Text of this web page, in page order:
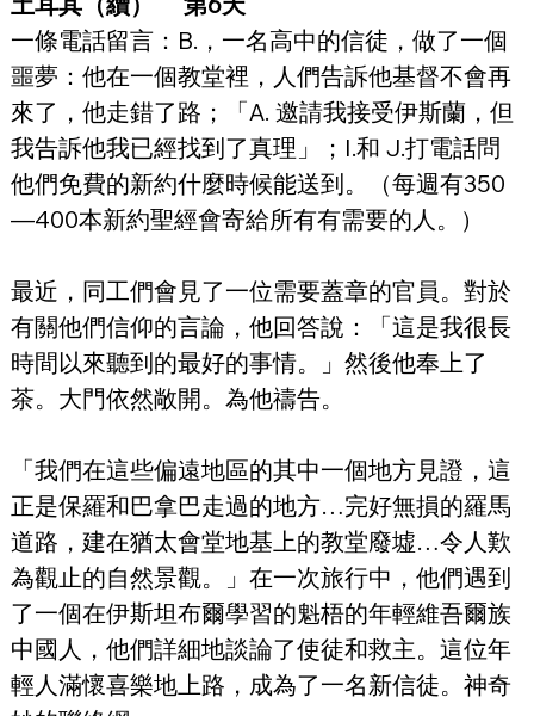
一條電話留言：B.，一名高中的信徒，做了一個
噩夢：他在一個教堂裡，人們告訴他基督不會再
來了，他走錯了路；「A. 邀請我接受伊斯蘭，但
我告訴他我已經找到了真理」；I.和 J.打電話問
他們免費的新約什麼時候能送到。（每週有350
—400本新約聖經會寄給所有有需要的人。）
最近，同工們會見了一位需要蓋章的官員。對於
有關他們信仰的言論，他回答說：「這是我很長
時間以來聽到的最好的事情。」然後他奉上了
茶。大門依然敞開。為他禱告。
「我們在這些偏遠地區的其中一個地方見證，這
正是保羅和巴拿巴走過的地方…完好無損的羅馬
道路，建在猶太會堂地基上的教堂廢墟…令人歎
為觀止的自然景觀。」在一次旅行中，他們遇到
了一個在伊斯坦布爾學習的魁梧的年輕維吾爾族
中國人，他們詳細地談論了使徒和救主。這位年
輕人滿懷喜樂地上路，成為了一名新信徒。神奇